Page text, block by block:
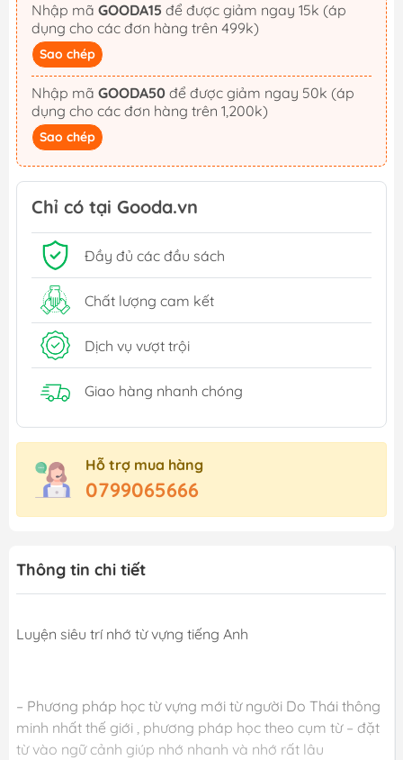
Nhập mã GOODA15
dụng cho các đơn hàng trên 499k)
Sao chép
Nhập mã GOODA50
dụng cho các đơn hàng trên 1,200k)
Sao chép
Chỉ có tại Gooda.vn
Đầy đủ các đầu sách
Chất lượng cam kết
Dịch vụ vượt trội
Giao hàng nhanh chóng
Hỗ trợ mua hàng
0799065666
Thông tin chi tiết
Luyện siêu trí nhớ từ vựng tiếng Anh
– Phương pháp học từ vựng mới từ người Do Thái thông
minh nhất thế giới , phương pháp học theo cụm từ – đặt
từ vào ngữ cảnh giúp nhớ nhanh và nhớ rất lâu